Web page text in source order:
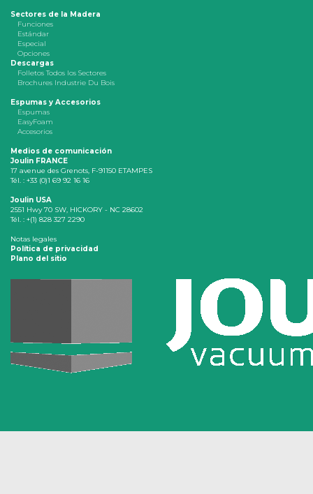
Sectores de la Madera
Funciones
Estándar
Especial
Opciones
Descargas
Folletos Todos los Sectores
Brochures Industrie Du Bois
Espumas y Accesorios
Espumas
EasyFoam
Accesorios
Medios de comunicación
Joulin FRANCE
17 avenue des Grenots, F-91150 ETAMPES
Tél. : +33 (0)1 69 92 16 16
Joulin USA
2551 Hwy 70 SW, HICKORY - NC 28602
Tél. : +(1) 828 327 2290
Notas legales
Política de privacidad
Plano del sitio